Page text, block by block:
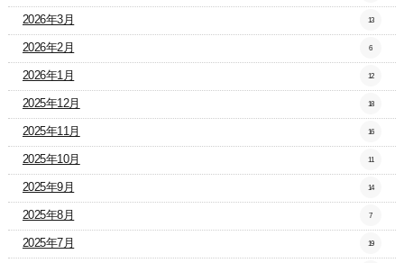
2026年3月 13
2026年2月 6
2026年1月 12
2025年12月 18
2025年11月 16
2025年10月 11
2025年9月 14
2025年8月 7
2025年7月 19